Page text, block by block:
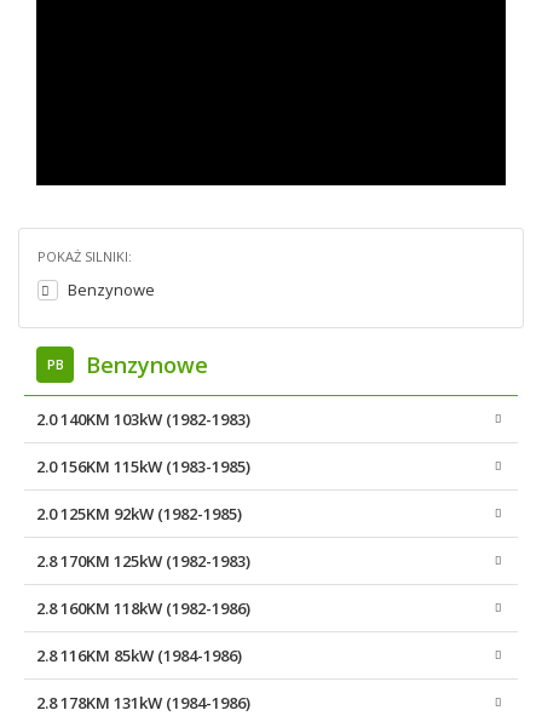
POKAŻ SILNIKI:
Benzynowe
PB Benzynowe
2.0 140KM 103kW (1982-1983)
2.0 156KM 115kW (1983-1985)
2.0 125KM 92kW (1982-1985)
2.8 170KM 125kW (1982-1983)
2.8 160KM 118kW (1982-1986)
2.8 116KM 85kW (1984-1986)
2.8 178KM 131kW (1984-1986)